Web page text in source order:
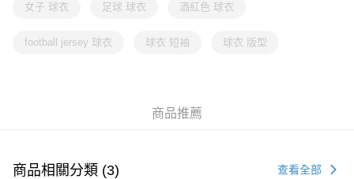
女子 球衣 足球 球衣 酒紅色 球衣
football jersey 球衣 球衣 短袖 球衣 版型
商品推薦
商品相關分類 (3) 查看全部